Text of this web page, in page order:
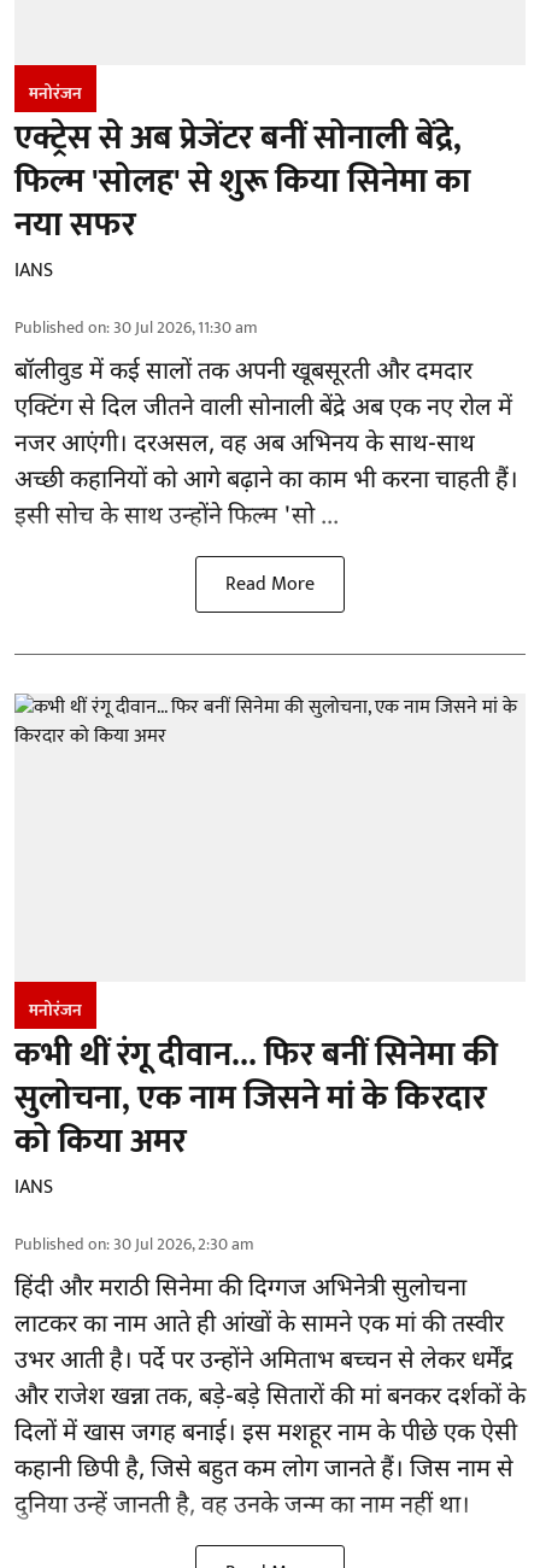
मनोरंजन
एक्ट्रेस से अब प्रेजेंटर बनीं सोनाली बेंद्रे,
फिल्म 'सोलह' से शुरू किया सिनेमा का
नया सफर
IANS
Published on:30 Jul 2026, 11:30 am
बॉलीवुडमें कई सालों तक अपनी खूबसूरती और दमदार
एक्टिंग से दिल जीतने वाली सोनाली बेंद्रे अब एक नए रोल में
नजर आएंगी। दरअसल, वह अब अभिनय के साथ-साथ
अच्छी कहानियों को आगे बढ़ाने का काम भी करना चाहती हैं।
इसी सोच के साथ उन्होंने फिल्म 'सो ...
Read More
मनोरंजन
कभी थीं रंगू दीवान... फिर बनीं सिनेमा की
सुलोचना, एक नाम जिसने मां के किरदार
को किया अमर
IANS
Published on:30 Jul 2026, 2:30 am
हिंदी और मराठी सिनेमा की दिग्गज अभिनेत्री सुलोचना
लाटकर का नाम आते ही आंखों के सामने एक मां की तस्वीर
उभर आती है। पर्दे पर उन्होंने अमिताभ बच्चन से लेकर धर्मेंद्र
और राजेश खन्ना तक, बड़े-बड़े सितारों की मां बनकर दर्शकों के
दिलों में खास जगह बनाई। इस मशहूर नाम के पीछे एक ऐसी
कहानी छिपी है, जिसे बहुत कम लोग जानते हैं। जिस नाम से
दुनिया उन्हें जानती है, वह उनके जन्म का नाम नहीं था।